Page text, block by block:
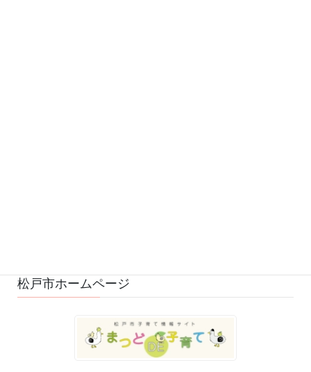
松戸市ホームページ